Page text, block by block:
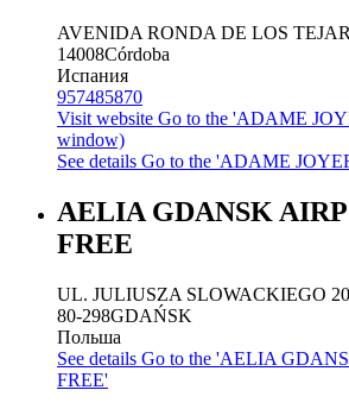
AVENIDA RONDA DE LOS
14008Córdoba
Испания
957485870
Visit website Go to the 'ADAME
window)
See details Go to the 'ADAME
AELIA GDANSK
FREE
UL. JULIUSZA SLOWACKIEGO
80-298GDAŃSK
Польша
See details Go to the 'AELIA
FREE'